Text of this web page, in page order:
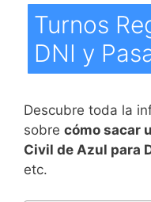
Turnos
DNI y
Descubre toda la
sobre cómo sacar
Civil de Azul para
etc.